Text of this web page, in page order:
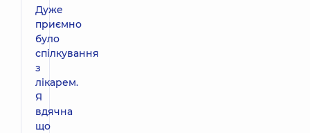
Дуже
приємно
було
спілкування
з
лікарем.
Я
вдячна
що